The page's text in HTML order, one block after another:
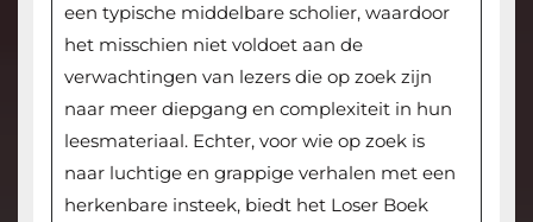
een typische middelbare scholier, waardoor
het misschien niet voldoet aan de
verwachtingen van lezers die op zoek zijn
naar meer diepgang en complexiteit in hun
leesmateriaal. Echter, voor wie op zoek is
naar luchtige en grappige verhalen met een
herkenbare insteek, biedt het Loser Boek